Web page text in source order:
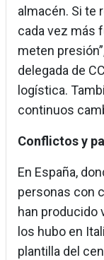
almacén. Si te
cada vez más
meten
delegada de
logística.
continuos
Conflictos y
En España,
personas con
han producido
los hubo en
plantilla del